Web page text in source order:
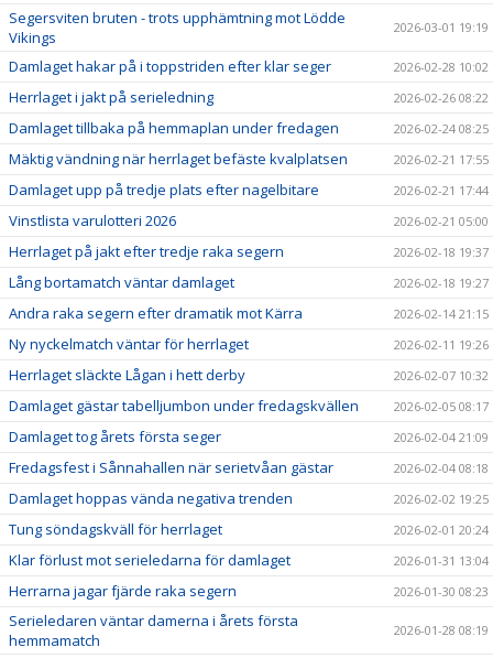
Segersviten bruten - trots upphämtning mot Lödde
Vikings
2026-03-01 19:19
Damlaget hakar på i toppstriden efter klar seger 2026-02-28 10:02
Herrlaget i jakt på serieledning 2026-02-26 08:22
Damlaget tillbaka på hemmaplan under fredagen 2026-02-24 08:25
Mäktig vändning när herrlaget befäste kvalplatsen 2026-02-21 17:55
Damlaget upp på tredje plats efter nagelbitare 2026-02-21 17:44
Vinstlista varulotteri 2026 2026-02-21 05:00
Herrlaget på jakt efter tredje raka segern 2026-02-18 19:37
Lång bortamatch väntar damlaget 2026-02-18 19:27
Andra raka segern efter dramatik mot Kärra 2026-02-14 21:15
Ny nyckelmatch väntar för herrlaget 2026-02-11 19:26
Herrlaget släckte Lågan i hett derby 2026-02-07 10:32
Damlaget gästar tabelljumbon under fredagskvällen 2026-02-05 08:17
Damlaget tog årets första seger 2026-02-04 21:09
Fredagsfest i Sånnahallen när serietvåan gästar 2026-02-04 08:18
Damlaget hoppas vända negativa trenden 2026-02-02 19:25
Tung söndagskväll för herrlaget 2026-02-01 20:24
Klar förlust mot serieledarna för damlaget 2026-01-31 13:04
Herrarna jagar fjärde raka segern 2026-01-30 08:23
Serieledaren väntar damerna i årets första
hemmamatch
2026-01-28 08:19